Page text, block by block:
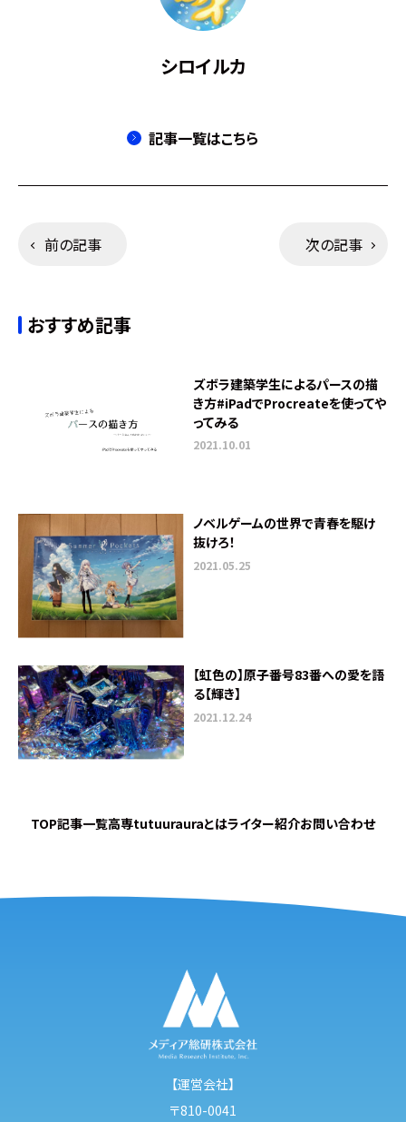
シロイルカ
記事一覧はこちら
前の記事 次の記事
おすすめ記事
ズボラ建築学生によるパースの描
き方#iPadでProcreateを使ってや
ってみる
2021.10.01
ノベルゲームの世界で青春を駆け
抜けろ！
2021.05.25
【虹色の】原子番号83番への愛を語
る【輝き】
2021.12.24
TOP記事一覧高専tutuurauraとはライター紹介お問い合わせ
【運営会社】
〒810-0041